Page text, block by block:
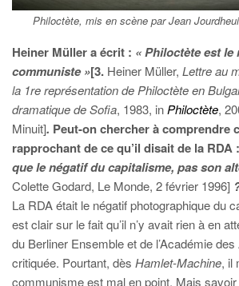
Philoctète, mis en scène par Jean
Heiner Müller a écrit : «Philoctète est le
communiste»[3. Heiner Müller, Lettre au
la 1re représentation de Philoctète en
dramatique de Sofia, 1983, in Philoctète,
Minuit]. Peut-on chercher à comprendre
rapprochant de ce qu’il disait de la RDA :
que le négatif du capitalisme, pas son
Colette Godard, Le Monde, 2 février 1996]
La RDA était le négatif photographique du
est clair sur le fait qu’il n’y avait rien à en
du Berliner Ensemble et de l’Académie
critiquée. Pourtant, dès Hamlet-Machine, il
communisme est mal en point. Mais savoir